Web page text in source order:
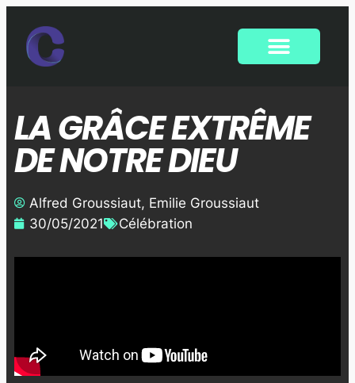
LA GRÂCE EXTRÊME
DE NOTRE DIEU
Alfred Groussiaut, Emilie Groussiaut
30/05/2021
Célébration